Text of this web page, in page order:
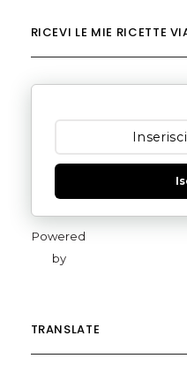
RICEVI LE MIE RICETTE
Powered
by
TRANSLATE